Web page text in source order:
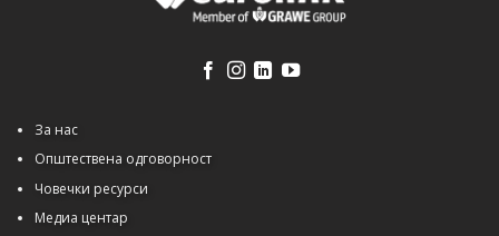
За нас
Општествена одговорност
Човечки ресурси
Медиа центар